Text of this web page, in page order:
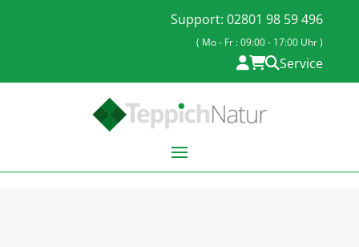
Support: 02801 98 59 496
( Mo - Fr : 09:00 - 17:00 Uhr )
Service